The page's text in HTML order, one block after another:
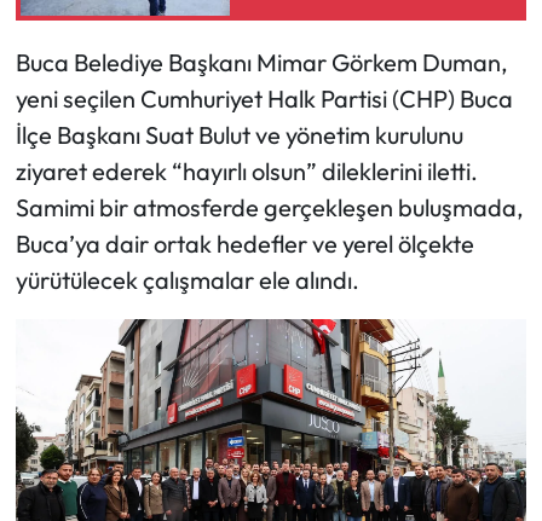
Buca Belediye Başkanı Mimar Görkem Duman,
yeni seçilen Cumhuriyet Halk Partisi (CHP) Buca
İlçe Başkanı Suat Bulut ve yönetim kurulunu
ziyaret ederek “hayırlı olsun” dileklerini iletti.
Samimi bir atmosferde gerçekleşen buluşmada,
Buca’ya dair ortak hedefler ve yerel ölçekte
yürütülecek çalışmalar ele alındı.